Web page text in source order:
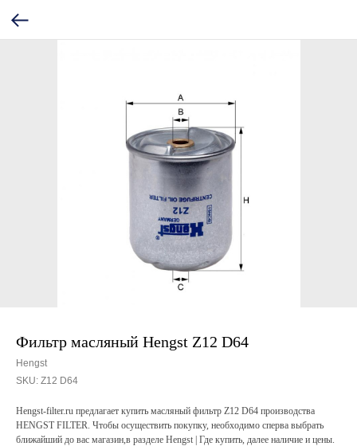
Фильтр масляный Hengst Z12 D64
Hengst
SKU: Z12 D64
Hengst-filter.ru предлагает купить масляный фильтр Z12 D64 производства
HENGST FILTER. Чтобы осуществить покупку, необходимо сперва выбрать
ближайший до вас магазин,в разделе Hengst | Где купить, далее наличие и цены.